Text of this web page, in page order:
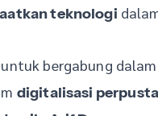
teknologi
bergabung dalam
digitalisasi